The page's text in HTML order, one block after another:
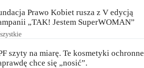
Prawo Kobiet rusza z V edycją
„TAK! Jestem SuperWOMAN”
szyty na miarę. Te kosmetyki ochronne
chce się „nosić”.